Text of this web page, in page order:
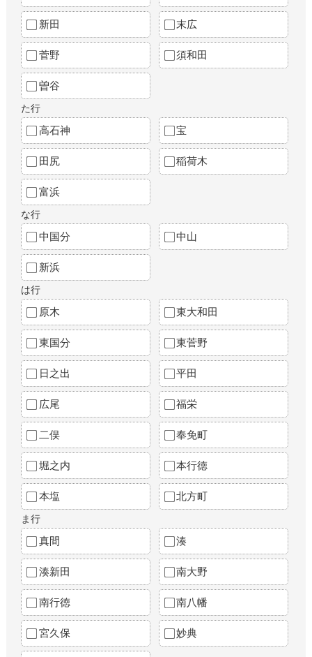
新田 末広
菅野 須和田
曽谷
た行
高石神 宝
田尻 稲荷木
富浜
な行
中国分 中山
新浜
は行
原木 東大和田
東国分 東菅野
日之出 平田
広尾 福栄
二俣 奉免町
堀之内 本行徳
本塩 北方町
ま行
真間 湊
湊新田 南大野
南行徳 南八幡
宮久保 妙典